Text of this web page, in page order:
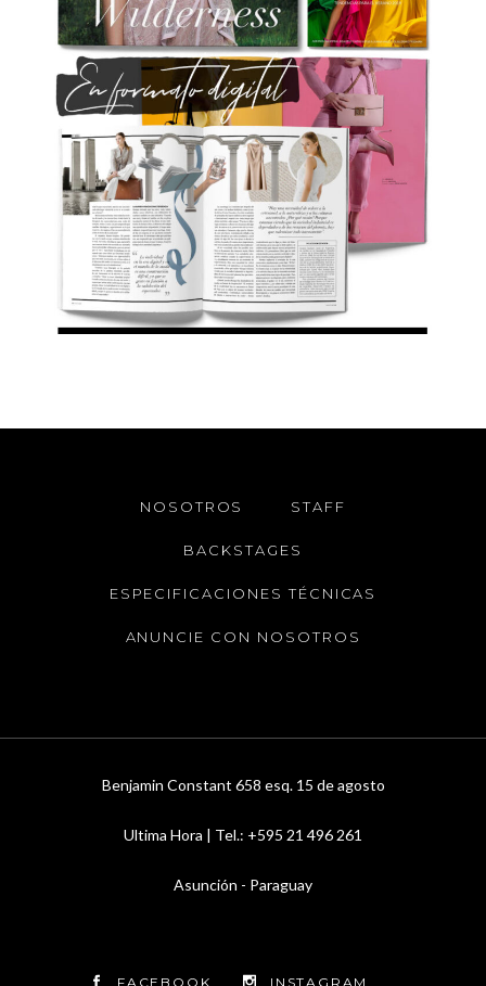
NOSOTROS STAFF
BACKSTAGES
ESPECIFICACIONES TÉCNICAS
ANUNCIE CON NOSOTROS
Benjamin Constant 658 esq. 15 de agosto
Ultima Hora | Tel.: +595 21 496 261
Asunción - Paraguay
FACEBOOK INSTAGRAM